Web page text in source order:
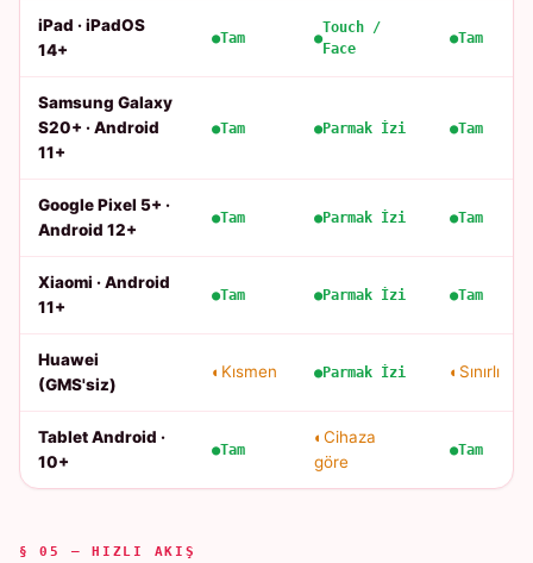
iPad · iPadOS
14+
Tam
Touch /
Face
Tam
Samsung Galaxy
S20+ · Android
11+
Tam Parmak İzi Tam
Google Pixel 5+ ·
Android 12+
Tam Parmak İzi Tam
Xiaomi · Android
11+
Tam Parmak İzi Tam
Huawei
(GMS'siz)
Kısmen Parmak İzi Sınırlı
Tablet Android ·
10+
Tam
Cihaza
göre
Tam
§ 05 — HIZLI AKIŞ